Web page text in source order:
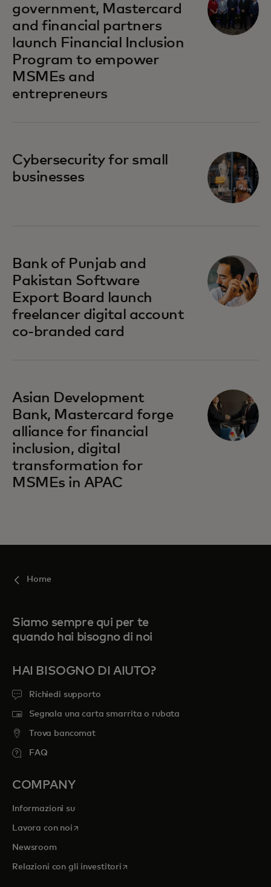
government, Mastercard
and financial partners
launch Financial Inclusion
Program to empower
MSMEs and
entrepreneurs
Cybersecurity for small
businesses
si apre in una nuova scheda
Bank of Punjab and
Pakistan Software
Export Board launch
freelancer digital account
co-branded card
si apre in una nuova scheda
Asian Development
Bank, Mastercard forge
alliance for financial
inclusion, digital
transformation for
MSMEs in APAC
si apre in una nuova scheda
Home
Siamo sempre qui per te
quando hai bisogno di noi
HAI BISOGNO DI AIUTO?
Richiedi supporto
Segnala una carta smarrita o rubata
Trova bancomat
FAQ
COMPANY
Informazioni su
Lavora con noi si apre in una nuova scheda
Newsroom
Relazioni con gli investitorisi apre in una nuova scheda